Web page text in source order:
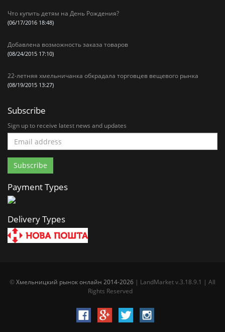
Что купить детям на День Рождения?
(06/17/2016 18:48)
Добавлена возможность заказа товаров
(08/24/2015 17:10)
22-летняя хмельничанка обкрадала торговцев вещевого рынка
(08/19/2015 13:27)
Subscribe
Sign up to receive latest news and updates
Payment Types
Delivery Types
©Хмельницкий рынок онлайн 2014-2026 | LandMarket v.3.18.9.1 | All
Rights Reserved